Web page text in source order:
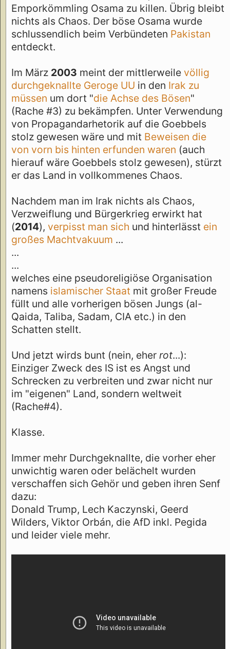
Emporkömmling Osama zu killen. Übrig bleibt
nichts als Chaos. Der böse Osama wurde
schlussendlich beim Verbündeten Pakistan
entdeckt.
Im März 2003 meint der mittlerweile völlig
durchgeknallte Geroge UU in den Irak zu
müssen um dort "die Achse des Bösen"
(Rache #3) zu bekämpfen. Unter Verwendung
von Propagandarhetorik auf die Goebbels
stolz gewesen wäre und mit Beweisen die
von vorn bis hinten erfunden waren (auch
hierauf wäre Goebbels stolz gewesen), stürzt
er das Land in vollkommenes Chaos.
Nachdem man im Irak nichts als Chaos,
Verzweiflung und Bürgerkrieg erwirkt hat
(2014), verpisst man sich und hinterlässt ein
großes Machtvakuum ...
...
...
welches eine pseudoreligiöse Organisation
namens islamischer Staat mit großer Freude
füllt und alle vorherigen bösen Jungs (al-
Qaida, Taliba, Sadam, CIA etc.) in den
Schatten stellt.
Und jetzt wirds bunt (nein, eher rot...):
Einziger Zweck des IS ist es Angst und
Schrecken zu verbreiten und zwar nicht nur
im "eigenen" Land, sondern weltweit
(Rache#4).
Klasse.
Immer mehr Durchgeknallte, die vorher eher
unwichtig waren oder belächelt wurden
verschaffen sich Gehör und geben ihren Senf
dazu:
Donald Trump, Lech Kaczynski, Geerd
Wilders, Viktor Orbán, die AfD inkl. Pegida
und leider viele mehr.